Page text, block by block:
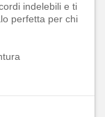
indelebili e ti
perfetta per chi